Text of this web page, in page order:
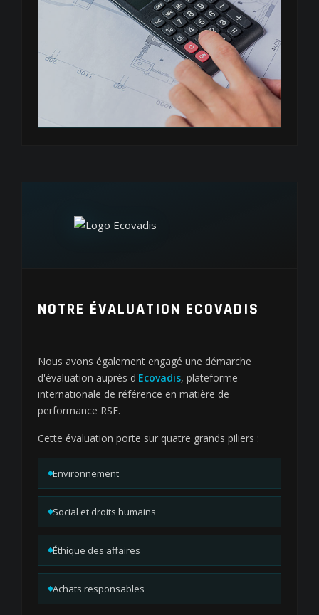
NOTRE ÉVALUATION ECOVADIS
Nous avons également engagé une démarche
d'évaluation auprès d'Ecovadis, plateforme
internationale de référence en matière de
performance RSE.
Cette évaluation porte sur quatre grands piliers :
Environnement
Social et droits humains
Éthique des affaires
Achats responsables